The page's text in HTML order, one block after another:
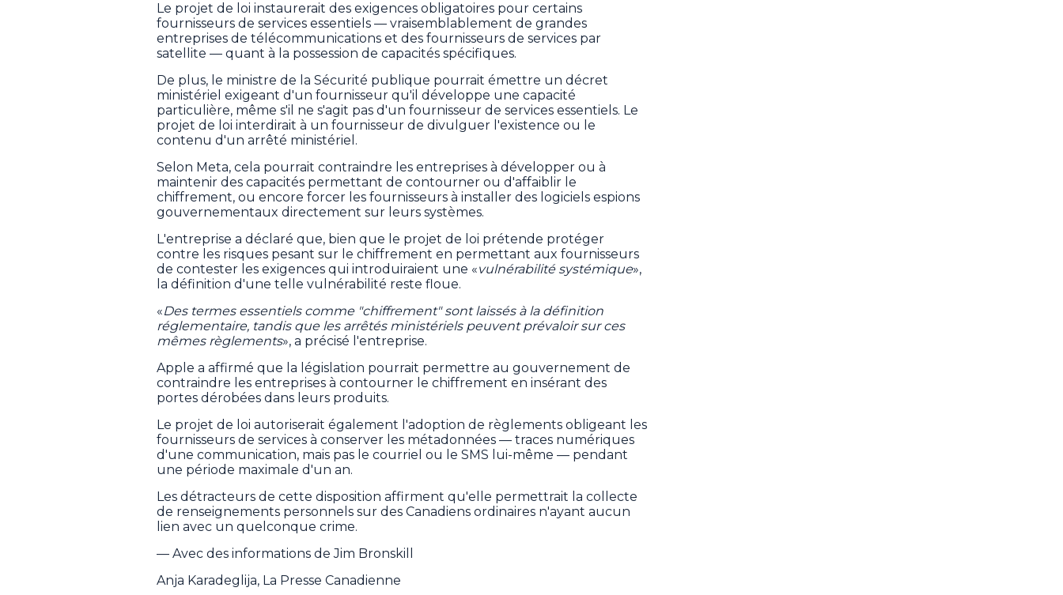
Le projet de loi instaurerait des exigences obligatoires pour certains
fournisseurs de services essentiels — vraisemblablement de grandes
entreprises de télécommunications et des fournisseurs de services par
satellite — quant à la possession de capacités spécifiques.
De plus, le ministre de la Sécurité publique pourrait émettre un décret
ministériel exigeant d'un fournisseur qu'il développe une capacité
particulière, même s'il ne s'agit pas d'un fournisseur de services essentiels. Le
projet de loi interdirait à un fournisseur de divulguer l'existence ou le
contenu d'un arrêté ministériel.
Selon Meta, cela pourrait contraindre les entreprises à développer ou à
maintenir des capacités permettant de contourner ou d'affaiblir le
chiffrement, ou encore forcer les fournisseurs à installer des logiciels espions
gouvernementaux directement sur leurs systèmes.
L'entreprise a déclaré que, bien que le projet de loi prétende protéger
contre les risques pesant sur le chiffrement en permettant aux fournisseurs
de contester les exigences qui introduiraient une «vulnérabilité systémique»,
la définition d'une telle vulnérabilité reste floue.
«Des termes essentiels comme "chiffrement" sont laissés à la définition
réglementaire, tandis que les arrêtés ministériels peuvent prévaloir sur ces
mêmes règlements», a précisé l'entreprise.
Apple a affirmé que la législation pourrait permettre au gouvernement de
contraindre les entreprises à contourner le chiffrement en insérant des
portes dérobées dans leurs produits.
Le projet de loi autoriserait également l'adoption de règlements obligeant les
fournisseurs de services à conserver les métadonnées — traces numériques
d'une communication, mais pas le courriel ou le SMS lui-même — pendant
une période maximale d'un an.
Les détracteurs de cette disposition affirment qu'elle permettrait la collecte
de renseignements personnels sur des Canadiens ordinaires n'ayant aucun
lien avec un quelconque crime.
— Avec des informations de Jim Bronskill
Anja Karadeglija, La Presse Canadienne